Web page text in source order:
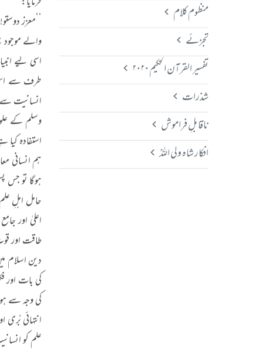
منظوم کلام
تجزئے
تفسیر القرآن الحکیم ۲۰۲۰
شذرات
ناقابلِ فراموش
افکار شاہ ولی اللہؒ
’’معزز
والے موجود
اسی لیے
طرف سے اس
انسانیت
وسلم کے
استفادہ
ہم انسانی
ہوگا تو جس
حامل اہلِ
اعلیٰ اور
طاقت اور
دین اسلام
کی بات اور
کی وجہ سے
انتہائی
علم کو